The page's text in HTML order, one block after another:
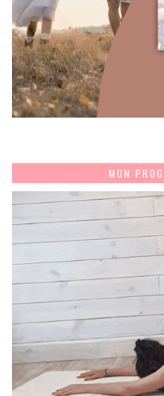
MON